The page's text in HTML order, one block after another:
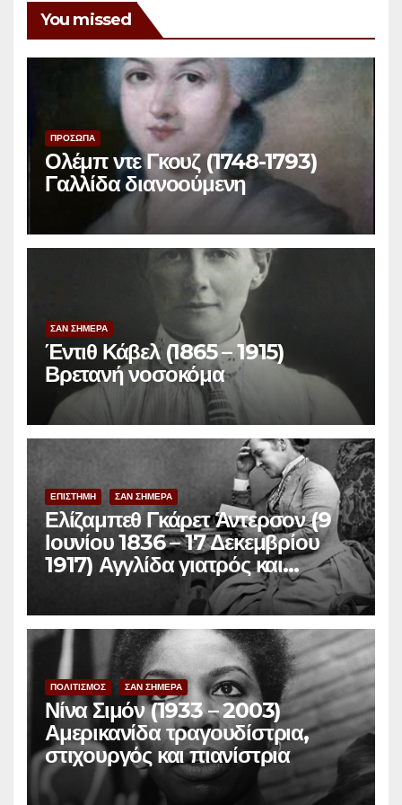
You missed
ΠΡΟΣΩΠΑ
Ολέμπ ντε Γκουζ (1748-1793)
Γαλλίδα διανοούμενη
ΣΑΝ ΣΗΜΕΡΑ
Έντιθ Κάβελ (1865 – 1915)
Βρετανή νοσοκόμα
ΕΠΙΣΤΗΜΗ ΣΑΝ ΣΗΜΕΡΑ
Ελίζαμπεθ Γκάρετ Άντερσον (9
Ιουνίου 1836 – 17 Δεκεμβρίου
1917) Αγγλίδα γιατρός και
ΠΟΛΙΤΙΣΜΟΣ ΣΑΝ ΣΗΜΕΡΑ
Νίνα Σιμόν (1933 – 2003)
Αμερικανίδα τραγουδίστρια,
στιχουργός και πιανίστρια